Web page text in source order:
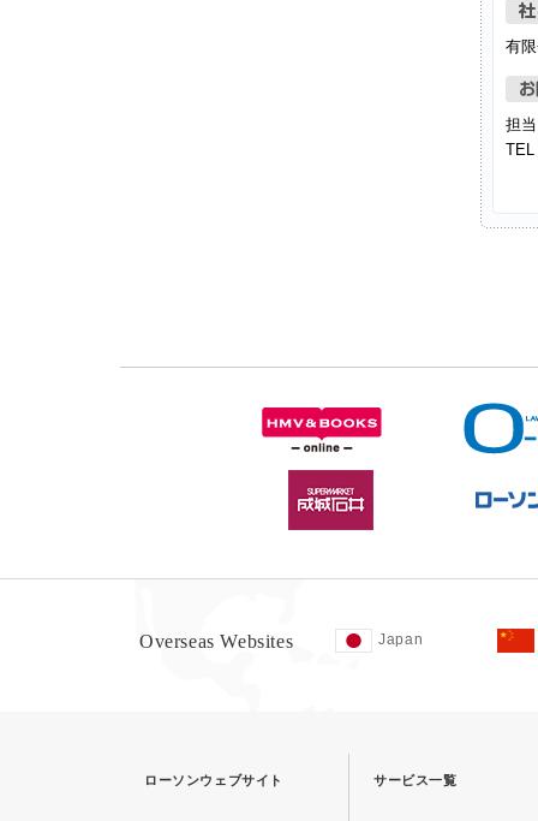
有
担
TEL
Overseas Websites Japan
ローソンウェブサイト サービス一覧